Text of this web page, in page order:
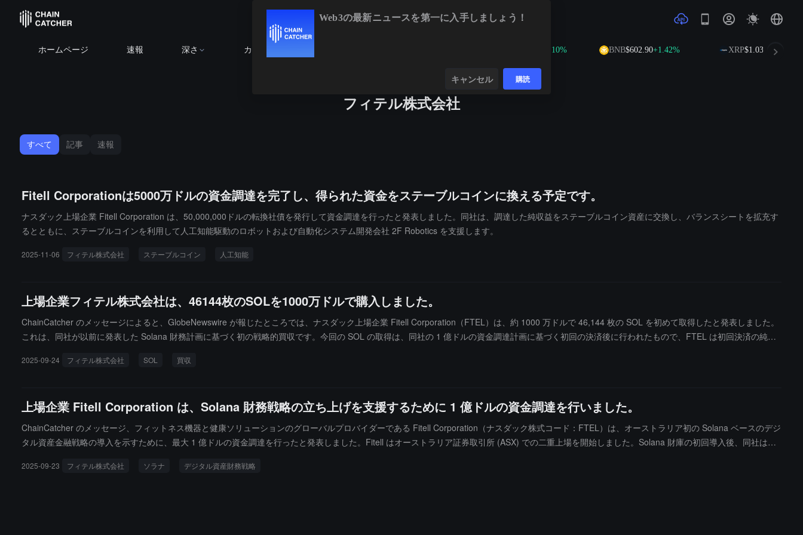
ホームページ 速報 深さ カレンダー +0.10% BNB$602.90+1.42% XRP$1.03-0.05%
フィテル株式会社
すべて 記事 速報
Fitell Corporationは5000万ドルの資金調達を完了し、得られた資金をステーブルコインに換える予定です。
ナスダック上場企業 Fitell Corporation は、50,000,000ドルの転換社債を発行して資金調達を行ったと発表しました。同社は、調達した純収益をステーブルコイン資産に交換し、バランスシートを拡充す
るとともに、ステーブルコインを利用して人工知能駆動のロボットおよび自動化システム開発会社 2F Robotics を支援します。
2025-11-06 フィテル株式会社 ステーブルコイン 人工知能
上場企業フィテル株式会社は、46144枚のSOLを1000万ドルで購入しました。
ChainCatcher のメッセージによると、GlobeNewswire が報じたところでは、ナスダック上場企業 Fitell Corporation（FTEL）は、約 1000 万ドルで 46,144 枚の SOL を初めて取得したと発表しました。
これは、同社が以前に発表した Solana 財務計画に基づく初の戦略的買収です。今回の SOL の取得は、同社の 1 億ドルの資金調達計画に基づく初回の決済後に行われたもので、FTEL は初回決済の純収
2025-09-24 フィテル株式会社 SOL 買収
上場企業 Fitell Corporation は、Solana 財務戦略の立ち上げを支援するために 1 億ドルの資金調達を行いました。
ChainCatcher のメッセージ、フィットネス機器と健康ソリューションのグローバルプロバイダーである Fitell Corporation（ナスダック株式コード：FTEL）は、オーストラリア初の Solana ベースのデジ
タル資産金融戦略の導入を示すために、最大 1 億ドルの資金調達を行ったと発表しました。Fitell はオーストラリア証券取引所 (ASX) での二重上場を開始しました。Solana 財庫の初回導入後、同社は「S
2025-09-23 フィテル株式会社 ソラナ デジタル資産財務戦略
Web3の最新ニュースを第一に入手しましょう！
キャンセル 購読